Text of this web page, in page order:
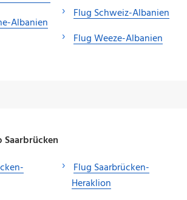
Albanien
Flug Schweiz-Albanien
Flug Weeze-Albanien
Saarbrücken
Flug Saarbrücken-
Heraklion